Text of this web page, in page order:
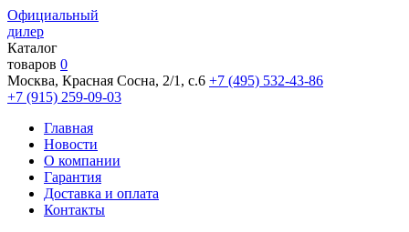
Официальный
дилер
Каталог
товаров 0
Москва, Красная Сосна, 2/1, с.6 +7 (495) 532-43-86
+7 (915) 259-09-03
Главная
Новости
О компании
Гарантия
Доставка и оплата
Контакты